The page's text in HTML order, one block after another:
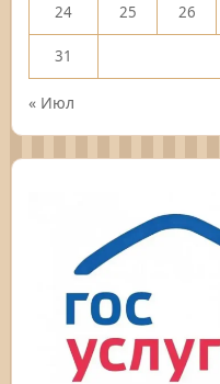
24 25 26
31
« Июл